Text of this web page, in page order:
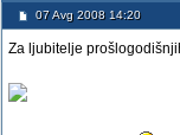
07 Avg 2008 14:20
Za ljubitelje